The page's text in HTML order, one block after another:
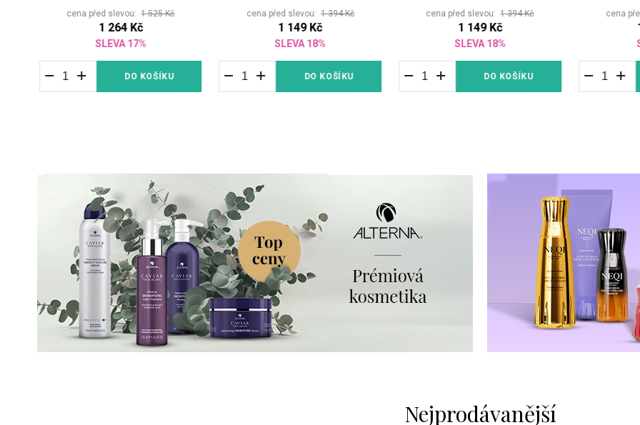
cena před slevou:1 525 Kč
1 264 Kč
SLEVA 17%
DO KOŠÍKU
cena před slevou:1 394 Kč
1 149 Kč
SLEVA 18%
DO KOŠÍKU
cena před slevou:1 394 Kč
1 149 Kč
SLEVA 18%
DO KOŠÍKU
cena
Nejprodávanější